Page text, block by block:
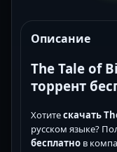
Описание
The Tale of
торрент
Хотитескачать
русском языке?
бесплатно в